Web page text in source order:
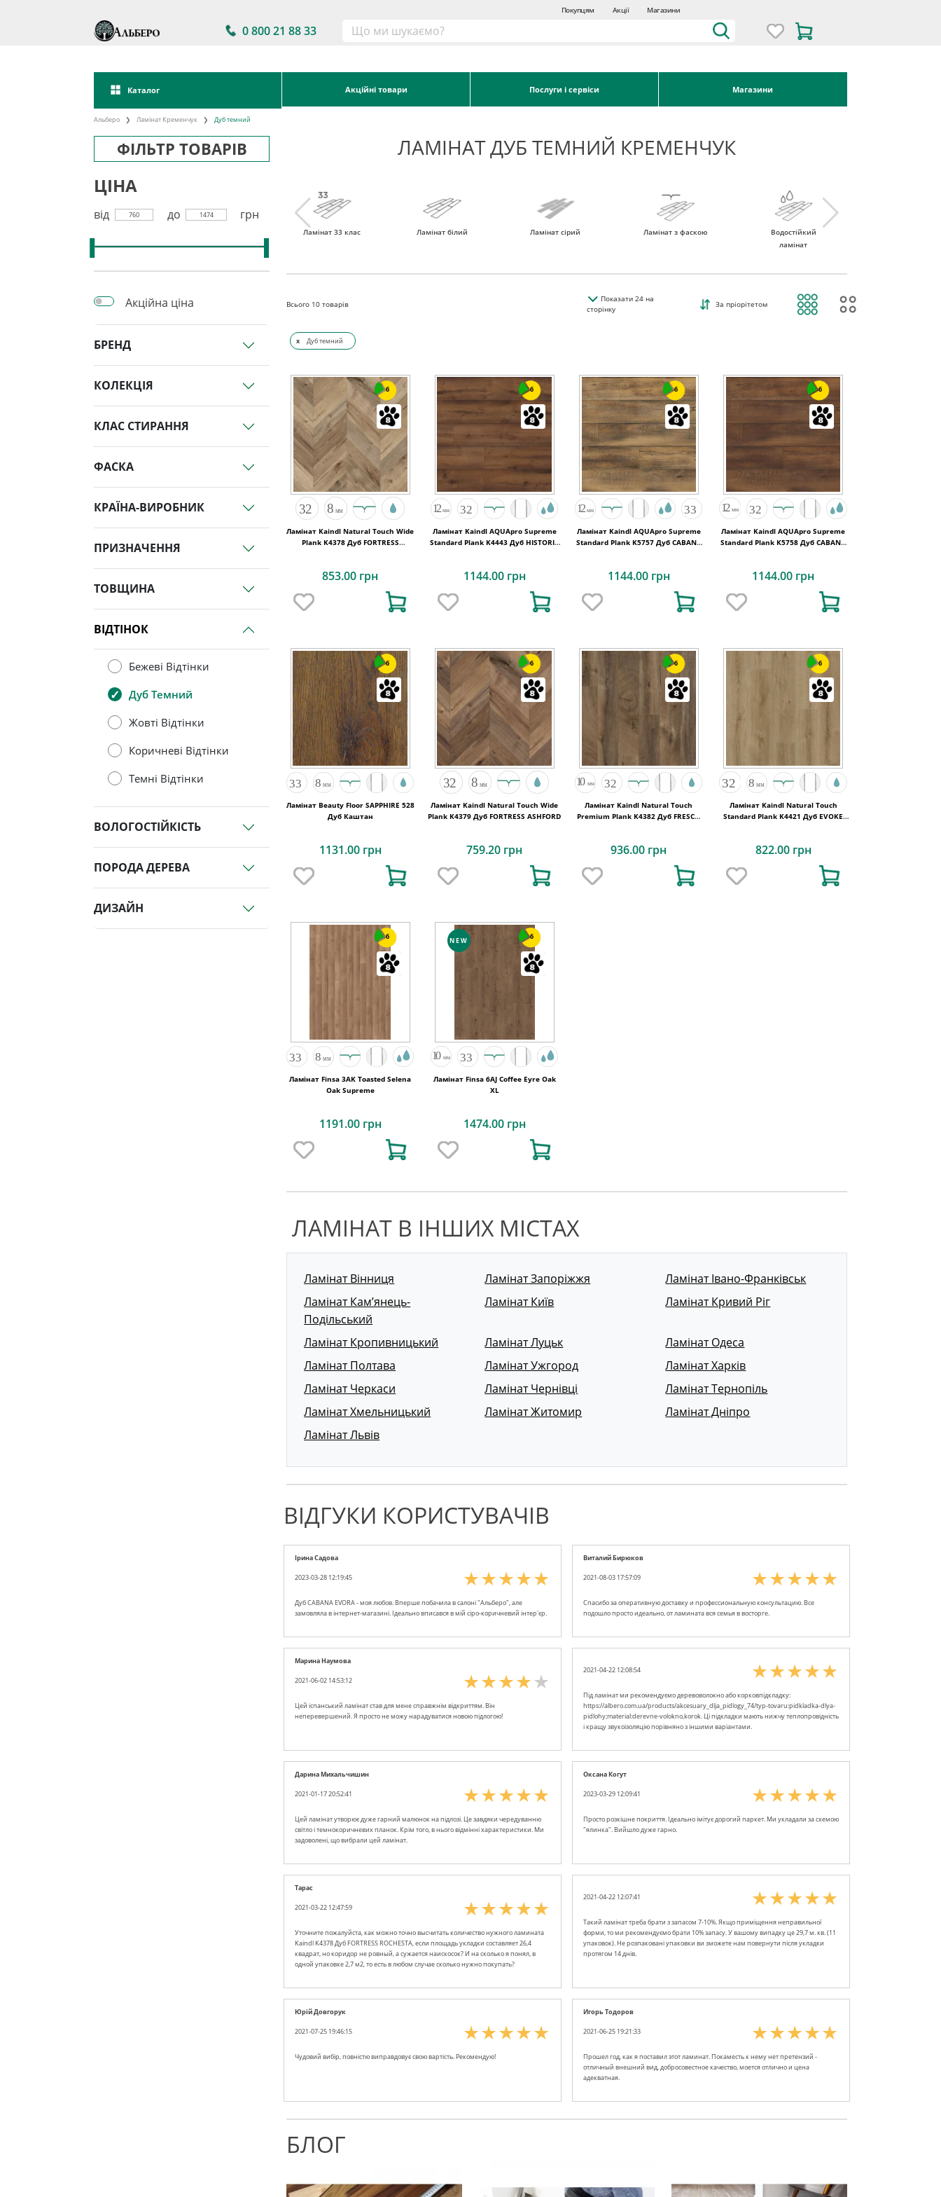
Покупцям Акції Магазини
0 800 21 88 33
Каталог Акційні товари Послуги і сервіси Магазини
Альберо Ламінат Кременчук Дуб темний
ФІЛЬТР ТОВАРІВ ЛАМІНАТ ДУБ ТЕМНИЙ КРЕМЕНЧУК
ЦІНА
від 760 до 1474 грн
Акційна ціна
БРЕНД
КОЛЕКЦІЯ
КЛАС СТИРАННЯ
ФАСКА
КРАЇНА-ВИРОБНИК
ПРИЗНАЧЕННЯ
ТОВЩИНА
ВІДТІНОК
Бежеві Відтінки
Дуб Темний
Жовті Відтінки
Коричневі Відтінки
Темні Відтінки
ВОЛОГОСТІЙКІСТЬ
ПОРОДА ДЕРЕВА
ДИЗАЙН
Ламінат 33 клас Ламінат білий Ламінат сірий Ламінат з фаскою
Водостійкий
ламінат
Всього 10 товарів
Показати24на
сторінку
За пріорітетом
x Дуб темний
6
Ламінат Kaindl Natural Touch Wide
Plank K4378 Дуб FORTRESS
853.00 грн
6
Ламінат Kaindl AQUApro Supreme
Standard Plank K4443 Дуб HISTORIC
1144.00 грн
6
Ламінат Kaindl AQUApro Supreme
Standard Plank K5757 Дуб CABANA
1144.00 грн
6
Ламінат Kaindl AQUApro Supreme
Standard Plank K5758 Дуб CABANA
1144.00 грн
6
Ламінат Beauty Floor SAPPHIRE 528
Дуб Каштан
1131.00 грн
6
Ламінат Kaindl Natural Touch Wide
Plank K4379 Дуб FORTRESS ASHFORD
759.20 грн
6
Ламінат Kaindl Natural Touch
Premium Plank K4382 Дуб FRESCO
936.00 грн
6
Ламінат Kaindl Natural Touch
Standard Plank K4421 Дуб EVOKE
822.00 грн
6
Ламінат Finsa 3AK Toasted Selena
Oak Supreme
1191.00 грн
NEW 6
Ламінат Finsa 6AJ Coffee Eyre Oak
XL
1474.00 грн
ЛАМІНАТ В ІНШИХ МІСТАХ
Ламінат Вінниця Ламінат Запоріжжя
Ламінат Івано-Франківськ
Ламінат Кам’янець-
Подільський
Ламінат Київ Ламінат Кривий Ріг
Ламінат Кропивницький Ламінат Луцьк
Ламінат Одеса
Ламінат Полтава
Ламінат Ужгород
Ламінат Харків
Ламінат Черкаси
Ламінат Чернівці
Ламінат Тернопіль
Ламінат Хмельницький
Ламінат Житомир
Ламінат Дніпро
Ламінат Львів
ВІДГУКИ КОРИСТУВАЧІВ
Ірина Садова
2023-03-28 12:19:45
Дуб CABANA EVORA - моя любов. Вперше побачила в салоні "Альберо", але
замовляла в інтернет-магазині. Ідеально вписався в мій сіро-коричневий інтер'єр.
Виталий Бирюков
2021-08-03 17:57:09
Спасибо за оперативную доставку и профессиональную консультацию. Все
подошло просто идеально, от ламината вся семья в восторге.
Марина Наумова
2021-06-02 14:53:12
Цей іспанський ламінат став для мене справжнім відкриттям. Він
неперевершений. Я просто не можу нарадуватися новою підлогою!
2021-04-22 12:08:54
Під ламінат ми рекомендуємо деревоволокно або корковпідкладку:
https://albero.com.ua/products/akcesuary_dlja_pidlogy_74/typ-tovaru:pidkladka-dlya-
pidlohy;material:derevne-volokno,korok. Ці підкладки мають нижчу теплопровідність
і кращу звукоізоляцію порівняно з іншими варіантами.
Дарина Михальчишин
2021-01-17 20:52:41
Цей ламінат утворює дуже гарний малюнок на підлозі. Це завдяки чередуванню
світло і темнокоричневих планок. Крім того, в нього відмінні характеристики. Ми
задоволені, що вибрали цей ламінат.
Оксана Когут
2023-03-29 12:09:41
Просто розкішне покриття. Ідеально імітує дорогий паркет. Ми укладали за схемою
"ялинка". Вийшло дуже гарно.
Тарас
2021-03-22 12:47:59
Уточните пожалуйста, как можно точно высчитать количество нужного ламината
Kaindl K4378 Дуб FORTRESS ROCHESTA, если площадь укладки составляет 26,4
квадрат, но коридор не ровный, а сужается наискосок? И на сколько я понял, в
одной упаковке 2,7 м2, то есть в любом случае сколько нужно покупать?
2021-04-22 12:07:41
Такий ламінат треба брати з запасом 7-10%. Якщо приміщення неправильної
форми, то ми рекомендуємо брати 10% запасу. У вашому випадку це 29,7 м. кв. (11
упаковок). Не розпаковані упаковки ви зможете нам повернути після укладки
протягом 14 днів.
Юрій Довгорук
2021-07-25 19:46:15
Чудовий вибір, повністю виправдовує свою вартість. Рекомендую!
Игорь Тодоров
2021-06-25 19:21:33
Прошел год, как я поставил этот ламинат. Покаместь к нему нет претензий -
отличный внешний вид, добросовестное качество, моется отлично и цена
адекватная.
БЛОГ